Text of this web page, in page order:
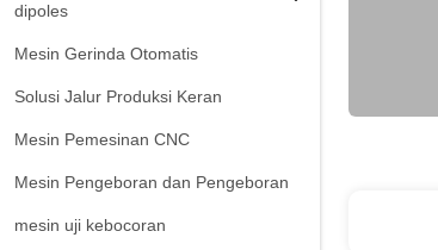
dipoles
Mesin Gerinda Otomatis
Solusi Jalur Produksi Keran
Mesin Pemesinan CNC
Mesin Pengeboran dan Pengeboran
mesin uji kebocoran